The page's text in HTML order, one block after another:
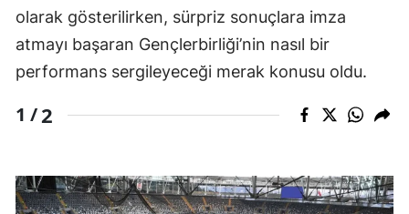
olarak gösterilirken, sürpriz sonuçlara imza
atmayı başaran Gençlerbirliği’nin nasıl bir
performans sergileyeceği merak konusu oldu.
1 /2